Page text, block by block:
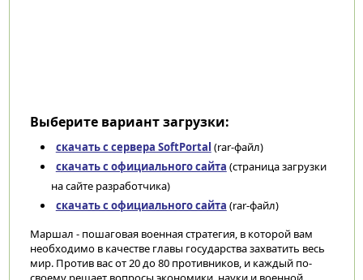
Выберите вариант загрузки:
скачать с сервера SoftPortal (rar-файл)
скачать с официального сайта (страница загрузки
на сайте разработчика)
скачать с официального сайта (rar-файл)
Маршал - пошаговая военная стратегия, в которой вам
необходимо в качестве главы государства захватить весь
мир. Против вас от 20 до 80 противников, и каждый по-